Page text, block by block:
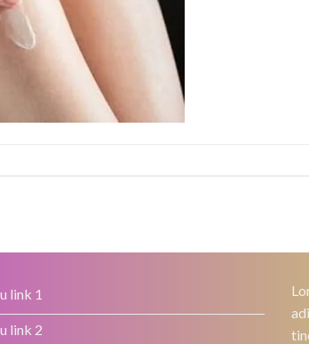
link 1
link 2